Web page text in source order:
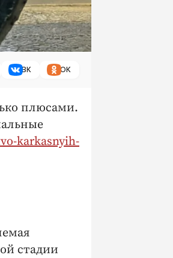
ВК ОК
плюсами.
karkasnyih-
стадии